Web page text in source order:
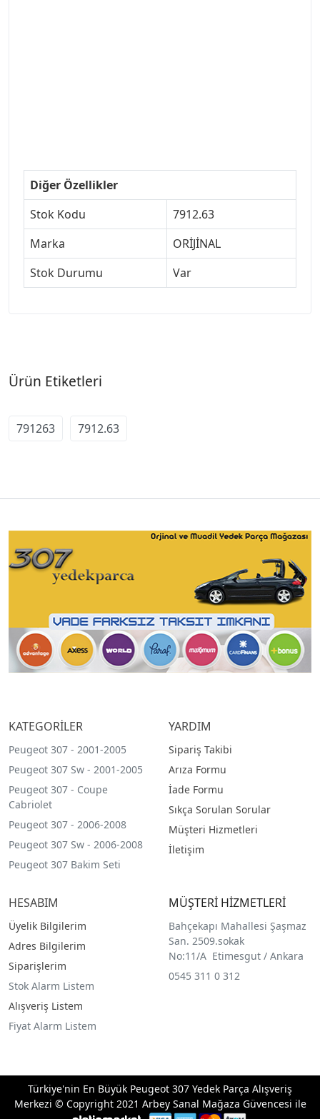
Diğer Özellikler
Stok Kodu
7912.63
Marka
ORİJİNAL
Stok Durumu
Var
Ürün Etiketleri
791263 7912.63
KATEGORİLER
Peugeot 307 - 2001-2005
Peugeot 307 Sw - 2001-2005
Peugeot 307 - Coupe
Cabriolet
Peugeot 307 - 2006-2008
Peugeot 307 Sw - 2006-2008
Peugeot 307 Bakim Seti
YARDIM
Sipariş Takibi
Arıza Formu
İade Formu
Sıkça Sorulan Sorular
Müşteri Hizmetleri
İletişim
HESABIM
Üyelik Bilgilerim
Adres Bilgilerim
Siparişlerim
Stok Alarm Listem
Alışveriş Listem
Fiyat Alarm Listem
MÜŞTERİ HİZMETLERİ
Bahçekapı Mahallesi Şaşmaz
San. 2509.sokak
No:11/A Etimesgut / Ankara
0545 311 0 312
Türkiye'nin En Büyük Peugeot 307 Yedek Parça Alışveriş
Merkezi © Copyright 2021 Arbey Sanal Mağaza Güvencesi ile